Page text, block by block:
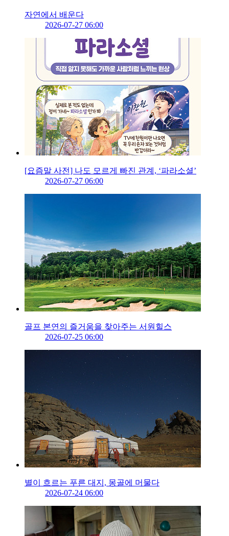
자연에서 배운다
2026-07-27 06:00
[요즘말 사전] 나도 모르게 빠진 관계, ‘파라소셜’
2026-07-27 06:00
골프 본연의 즐거움을 찾아주는 서원힐스
2026-07-25 06:00
별이 흐르는 푸른 대지, 몽골에 머물다
2026-07-24 06:00